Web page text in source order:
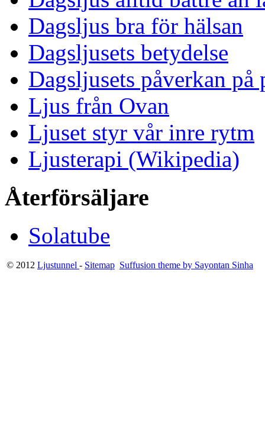
Dagsljus bra för hälsan
Dagsljusets betydelse
Dagsljusets påverkan på
Ljus från Ovan
Ljuset styr vår inre rytm
Ljusterapi (Wikipedia)
Återförsäljare
Solatube
© 2012 Ljustunnel - Sitemap Suffusion theme by Sayontan Sinha